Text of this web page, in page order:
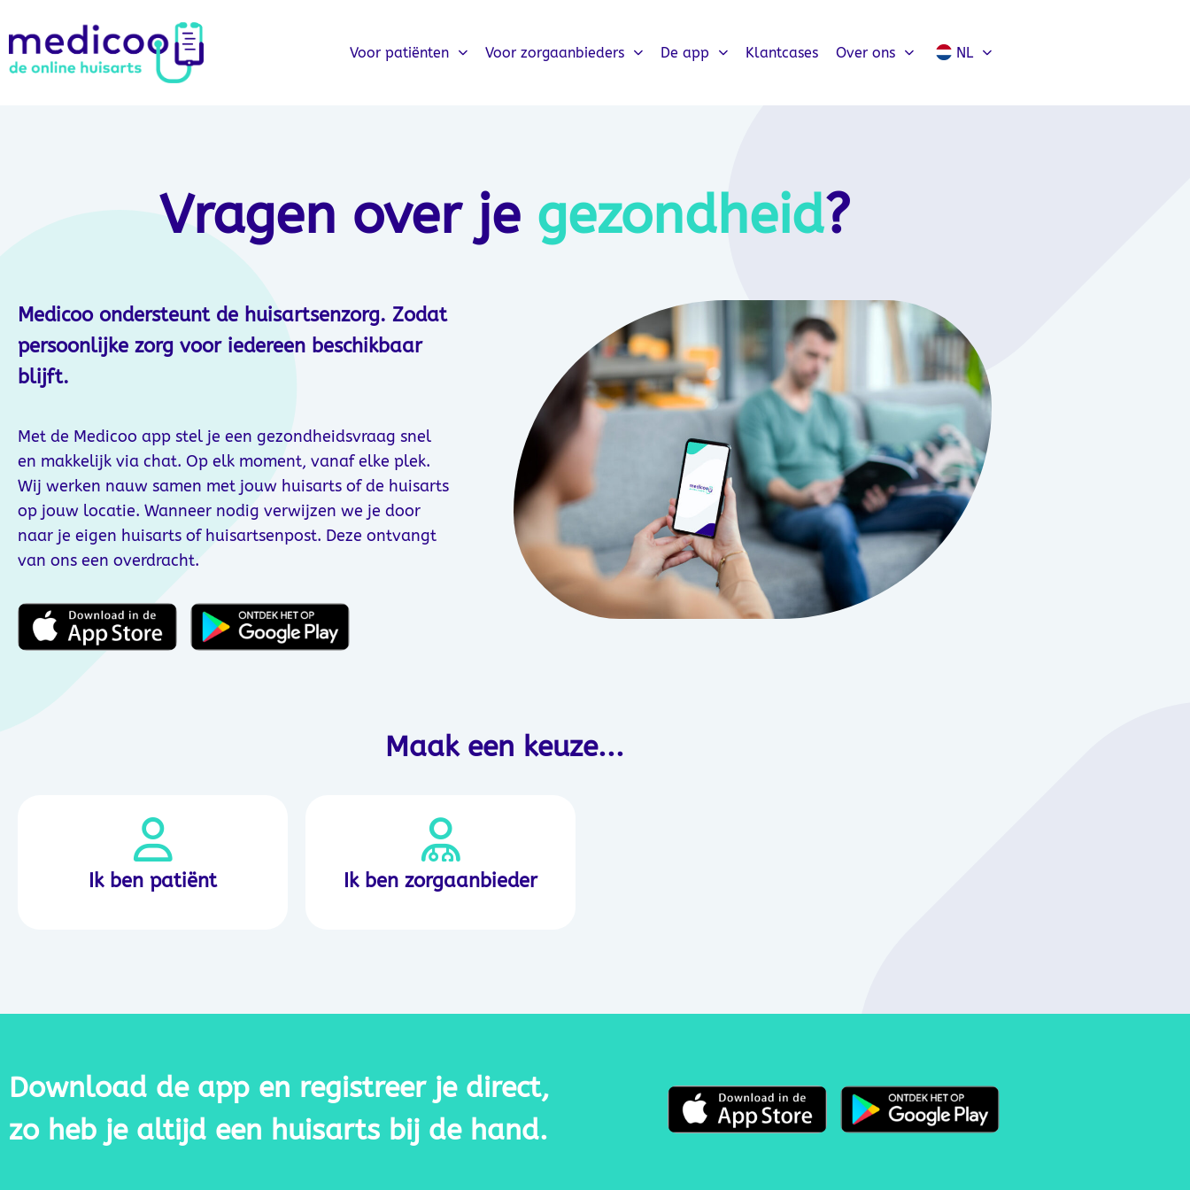
Voor patiënten Voor zorgaanbieders De app Klantcases Over ons NL
Vragen over je gezondheid?
Medicoo ondersteunt de huisartsenzorg. Zodat
persoonlijke zorg voor iedereen beschikbaar
blijft.
Met de Medicoo app stel je een gezondheidsvraag snel
en makkelijk via chat. Op elk moment, vanaf elke plek.
Wij werken nauw samen met jouw huisarts of de huisarts
op jouw locatie. Wanneer nodig verwijzen we je door
naar je eigen huisarts of huisartsenpost. Deze ontvangt
van ons een overdracht.
Maak een keuze...
Ik ben patiënt Ik ben zorgaanbieder
Download de app en registreer je direct,
zo heb je altijd een huisarts bij de hand.